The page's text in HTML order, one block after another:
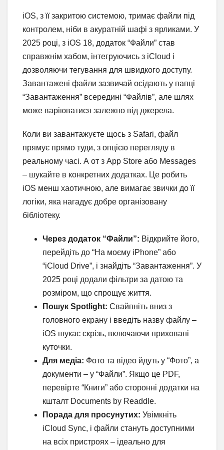
iOS, з її закритою системою, тримає файли під
контролем, ніби в акуратній шафі з ярликами. У
2025 році, з iOS 18, додаток “Файли” став
справжнім хабом, інтегруючись з iCloud і
дозволяючи тегування для швидкого доступу.
Завантажені файли зазвичай осідають у папці
“Завантаження” всередині “Файлів”, але шлях
може варіюватися залежно від джерела.
Коли ви завантажуєте щось з Safari, файл
прямує прямо туди, з опцією перегляду в
реальному часі. А от з App Store або Messages
– шукайте в конкретних додатках. Це робить
iOS менш хаотичною, але вимагає звички до її
логіки, яка нагадує добре організовану
бібліотеку.
Через додаток “Файли”: Відкрийте його,
перейдіть до “На моєму iPhone” або
“iCloud Drive”, і знайдіть “Завантаження”. У
2025 році додали фільтри за датою та
розміром, що спрощує життя.
Пошук Spotlight: Свайпніть вниз з
головного екрану і введіть назву файлу –
iOS шукає скрізь, включаючи приховані
куточки.
Для медіа: Фото та відео йдуть у “Фото”, а
документи – у “Файли”. Якщо це PDF,
перевірте “Книги” або сторонні додатки на
кшталт Documents by Readdle.
Порада для просунутих: Увімкніть
iCloud Sync, і файли стануть доступними
на всіх пристроях – ідеально для